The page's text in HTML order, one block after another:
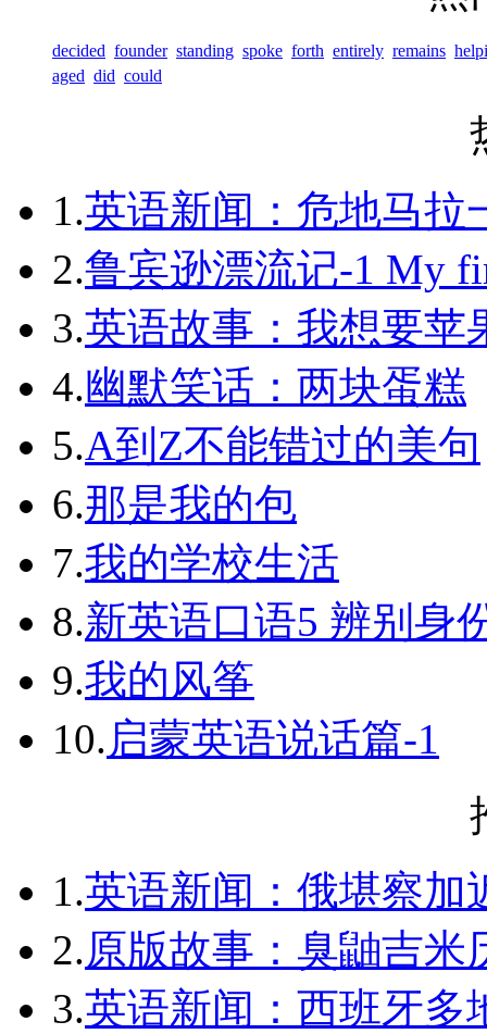
decided founder standing spoke forth entirely remains
aged did could
1.英语新闻：危地马拉
2.鲁宾逊漂流记-1 My
3.英语故事：我想要苹
4.幽默笑话：两块蛋糕
5.A到Z不能错过的美句
6.那是我的包
7.我的学校生活
8.新英语口语5 辨别身
9.我的风筝
10.启蒙英语说话篇-1
1.英语新闻：俄堪察加
2.原版故事：臭鼬吉米
3.英语新闻：西班牙多